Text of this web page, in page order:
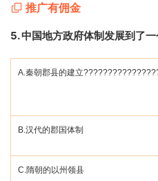
推广有佣金
5.中国地方政府体制发展到了
A.秦朝郡县的建立
B.汉代的郡国体制
C.隋朝的以州领县